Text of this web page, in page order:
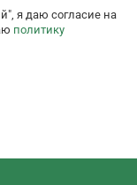
я даю согласие на
политику